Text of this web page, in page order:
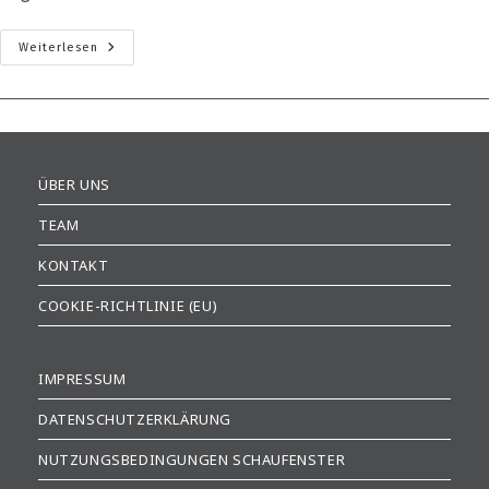
Weiterlesen
„Von
Normal
ÜBER UNS
TEAM
KONTAKT
COOKIE-RICHTLINIE (EU)
IMPRESSUM
DATENSCHUTZERKLÄRUNG
NUTZUNGSBEDINGUNGEN SCHAUFENSTER